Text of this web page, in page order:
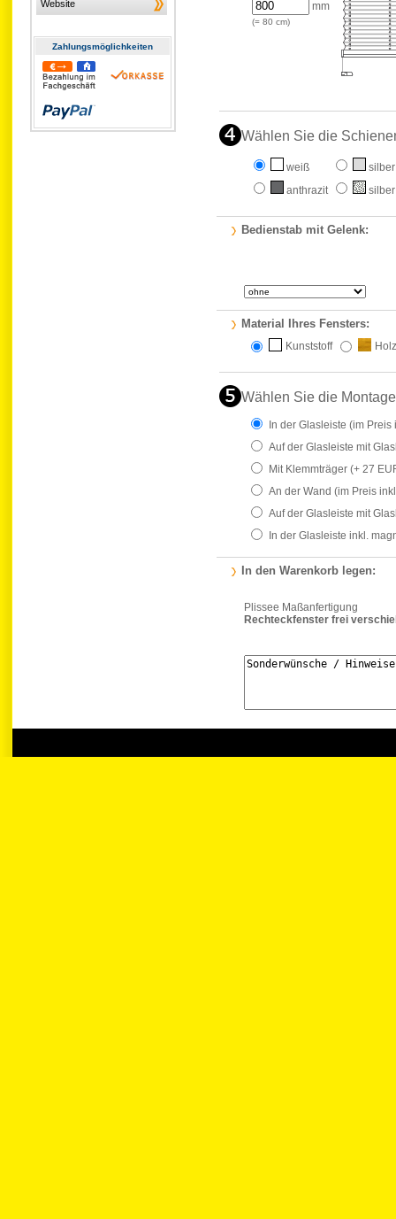
Website
Zahlungs­möglichkeiten
mm
(= 80 cm)
Wählen Sie die
weiß
silber
anthrazit
Bedienstab mit Gelenk:
Material Ihres Fensters:
Kunststoff Holz
Wählen Sie die
In der Glasleiste (im Preis
Auf der Glasleiste mit
Mit Klemmträger (+ 27
An der Wand (im Preis
Auf der Glasleiste mit
In der Glasleiste inkl.
In den Warenkorb legen:
Plissee Maßanfertigung
Rechteckfenster frei